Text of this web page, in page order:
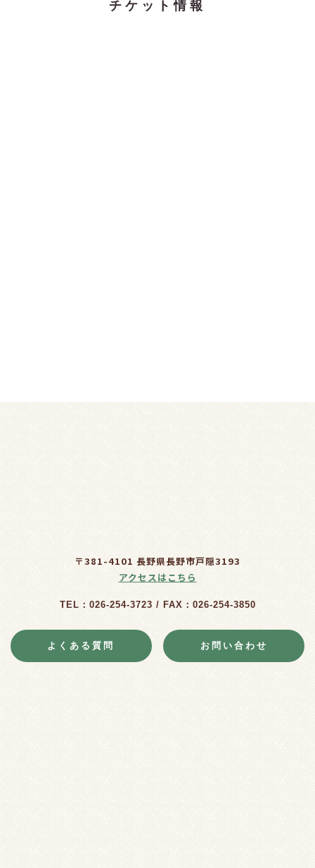
チケット情報
〒381-4101 長野県長野市戸隠3193
アクセスはこちら
TEL：026-254-3723 / FAX：026-254-3850
よくある質問 お問い合わせ